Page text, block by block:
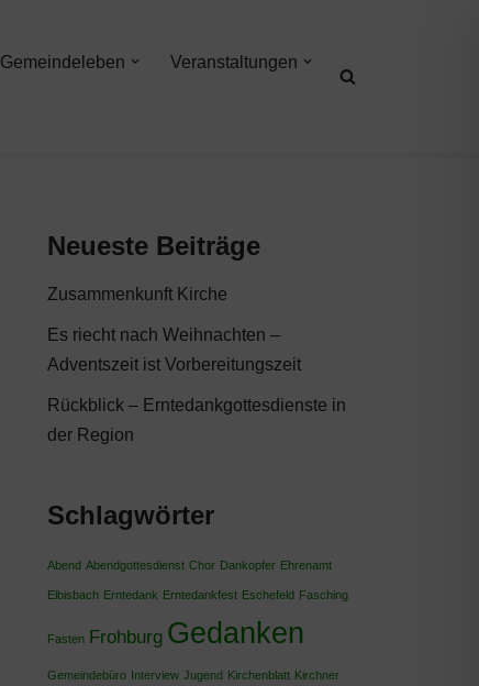
Gemeindeleben
Veranstaltungen
Neueste Beiträge
Zusammenkunft Kirche
Es riecht nach Weihnachten –
Adventszeit ist Vorbereitungszeit
Rückblick – Erntedankgottesdienste in
der Region
Schlagwörter
Abend Abendgottesdienst Chor Dankopfer Ehrenamt
Elbisbach Erntedank Erntedankfest Eschefeld Fasching
Fasten Frohburg Gedanken
Gemeindebüro Interview Jugend Kirchenblatt Kirchner